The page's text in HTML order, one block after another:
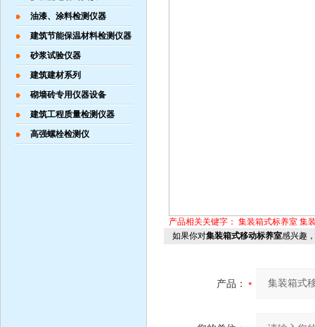
油漆、涂料检测仪器
建筑节能保温材料检测仪器
砂浆试验仪器
建筑建材系列
砌墙砖专用仪器设备
建筑工程质量检测仪器
高强螺栓检测仪
产品相关关键字： 集装箱式标养室 集
如果你对集装箱式移动标养室感兴趣
产品：